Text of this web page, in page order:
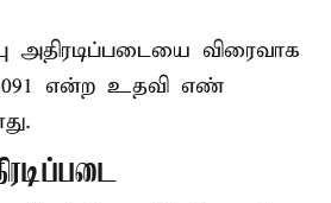
அதிரடிப்படையை விரைவாக
என்ற உதவி எண்